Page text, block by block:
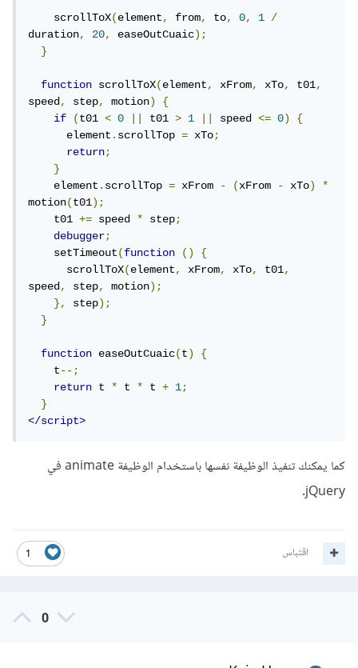
    scrollToX
(element, from, to, 0, 1
/
duration, 20, easeOutCuaic);
}
function scrollToX(element, xFrom, xTo, t01,
speed, step, motion)
{
if
(t01 < 0 t01 > 1 speed <= 0)
{
      element
.scrollTop = xTo;
return;
}
    element
.scrollTop = xFrom - (xFrom - xTo)
*
motion(t01);
    t01
+= speed * step;
debugger;
    setTimeout
(function ()
{
      scrollToX
(element, xFrom, xTo, t01,
speed, step, motion);
},
step);
}
function easeOutCuaic(t)
{
    t
--;
return t * t * t + 1;
}
</script>
كما يمكنك تنفيذ الوظيفة نفسها باستخدام الوظيفة animate في
jQuery.
1 اقتباس
0